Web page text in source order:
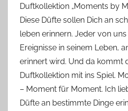
o
n
n
e
Duftkollektion „Moments by
Diese Düfte sollen Dich an
leben erinnern. Jeder von
Ereignisse in seinem Leben,
erinnert wird. Und da kommt
Duftkollektion mit ins Spiel.
– Moment für Moment. Ich
Düfte an bestimmte Dinge